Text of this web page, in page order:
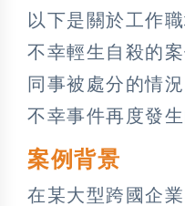
以下是關於工作
不幸輕生自殺的
同事被處分的情
不幸事件再度發生
案例背景
在某大型跨國企